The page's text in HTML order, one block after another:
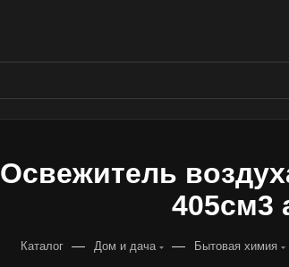
Освежитель
405см3
Каталог — Дом и дача — Бытовая химия